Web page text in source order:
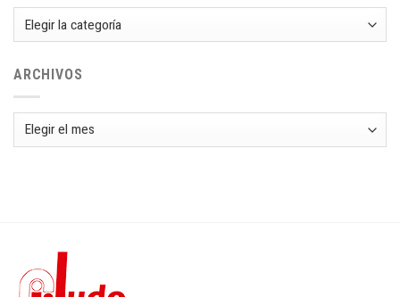
Categorías
ARCHIVOS
Archivos